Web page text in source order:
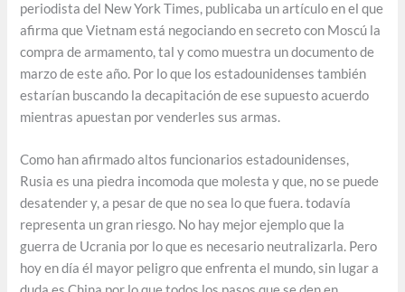
periodista del New York Times, publicaba un artículo en el que
afirma que Vietnam está negociando en secreto con Moscú la
compra de armamento, tal y como muestra un documento de
marzo de este año. Por lo que los estadounidenses también
estarían buscando la decapitación de ese supuesto acuerdo
mientras apuestan por venderles sus armas.
Como han afirmado altos funcionarios estadounidenses,
Rusia es una piedra incomoda que molesta y que, no se puede
desatender y, a pesar de que no sea lo que fuera. todavía
representa un gran riesgo. No hay mejor ejemplo que la
guerra de Ucrania por lo que es necesario neutralizarla. Pero
hoy en día él mayor peligro que enfrenta el mundo, sin lugar a